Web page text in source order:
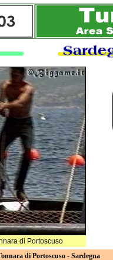
di Portoscuso - Sardegna
di Portoscuso